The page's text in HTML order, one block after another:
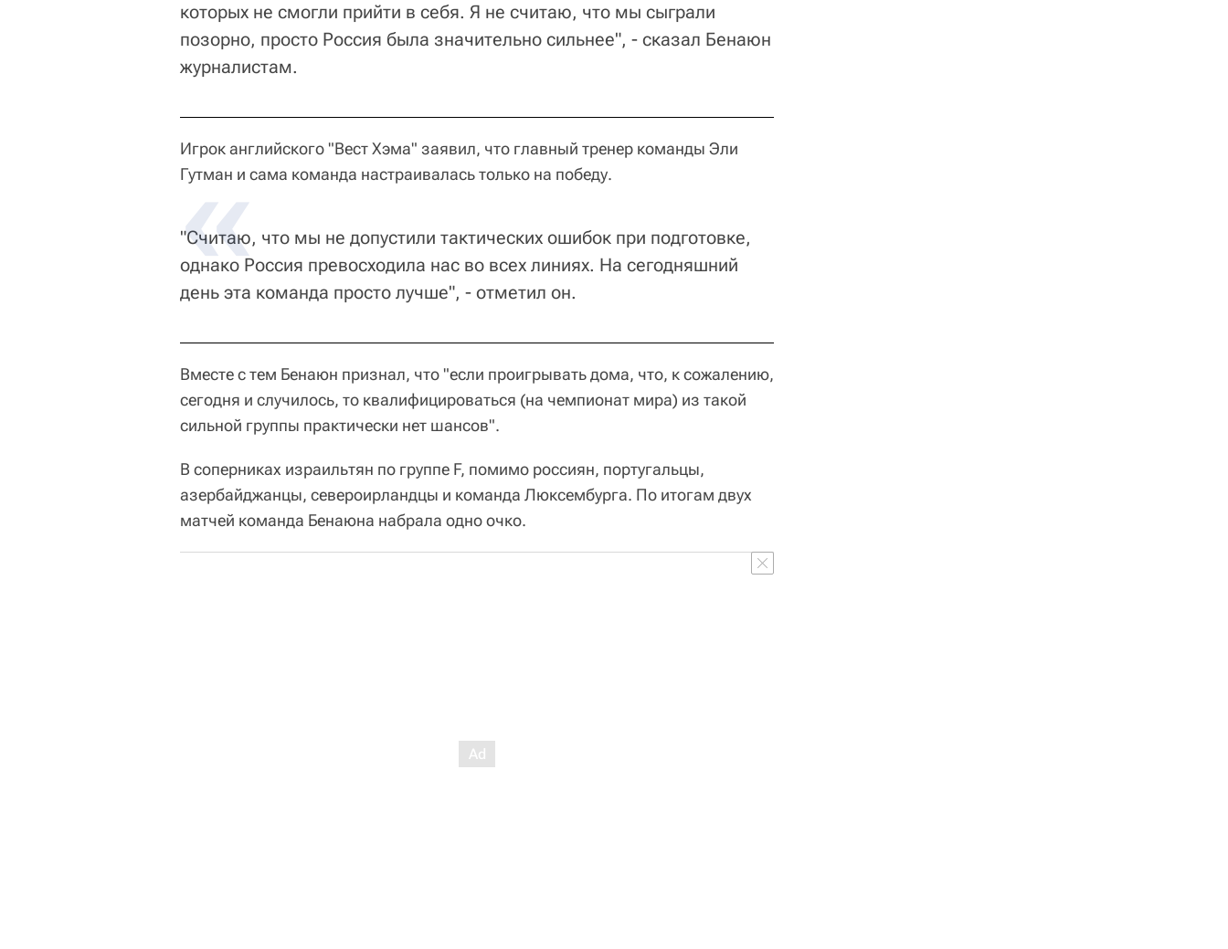
которых не смогли прийти в себя. Я не считаю, что мы сыграли
позорно, просто Россия была значительно сильнее", - сказал Бенаюн
журналистам.
Игрок английского "Вест Хэма" заявил, что главный тренер команды Эли
Гутман и сама команда настраивалась только на победу.
"Считаю, что мы не допустили тактических ошибок при подготовке,
однако Россия превосходила нас во всех линиях. На сегодняшний
день эта команда просто лучше", - отметил он.
Вместе с тем Бенаюн признал, что "если проигрывать дома, что, к сожалению,
сегодня и случилось, то квалифицироваться (на чемпионат мира) из такой
сильной группы практически нет шансов".
В соперниках израильтян по группе F, помимо россиян, португальцы,
азербайджанцы, североирландцы и команда Люксембурга. По итогам двух
матчей команда Бенаюна набрала одно очко.